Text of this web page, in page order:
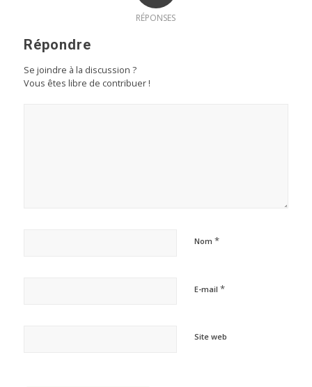
RÉPONSES
Répondre
Se joindre à la discussion ?
Vous êtes libre de contribuer !
Nom *
E-mail *
Site web